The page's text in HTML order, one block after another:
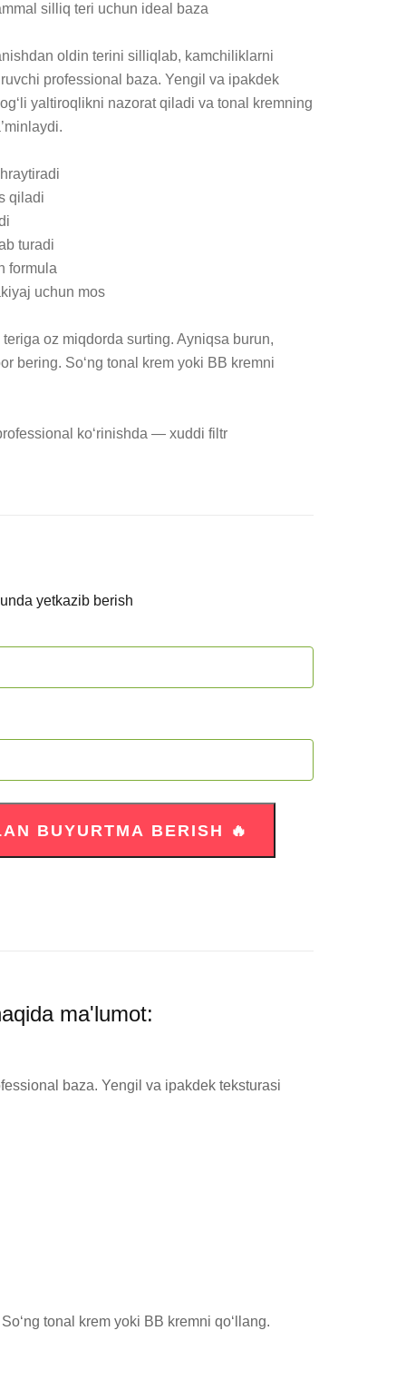
silliq teri uchun ideal baza
oldin terini silliqlab, kamchiliklarni
professional baza. Yengil va ipakdek
yaltiroqlikni nazorat qiladi va tonal kremning
qiladi
turadi
formula
uchun mos
oz miqdorda surting. Ayniqsa burun,
bering. So‘ng tonal krem yoki BB kremni
ko‘rinishda — xuddi filtr
yetkazib berish
ma'lumot:
baza. Yengil va ipakdek teksturasi
tonal krem yoki BB kremni qo‘llang.